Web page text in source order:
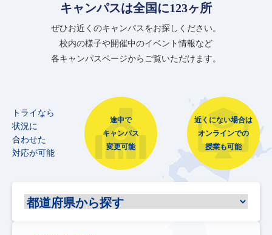
キャンパスは全国に123ヶ所
ぜひお近くのキャンパスをお探しください。
校内の様子や開催中のイベント情報など
各キャンパスページからご覧いただけます。
トライなら
状況に
合わせた
対応が可能
途中で
キャンパス
変更可能
近くにない場合は
オンラインでの
授業も可能